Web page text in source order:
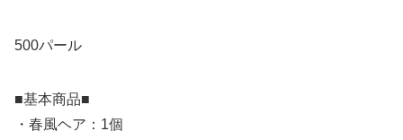
500パール
■基本商品■
・春風ヘア：1個